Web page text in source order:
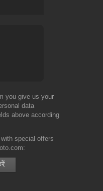
you give us your
data
above according
special offers